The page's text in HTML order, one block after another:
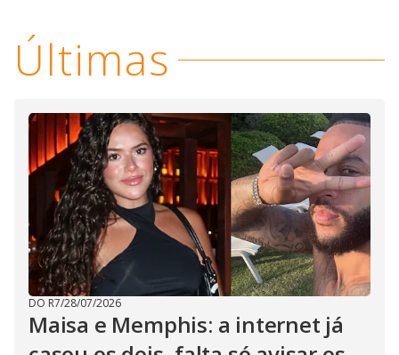
Últimas
DO R7/28/07/2026
Maisa e Memphis: a internet já